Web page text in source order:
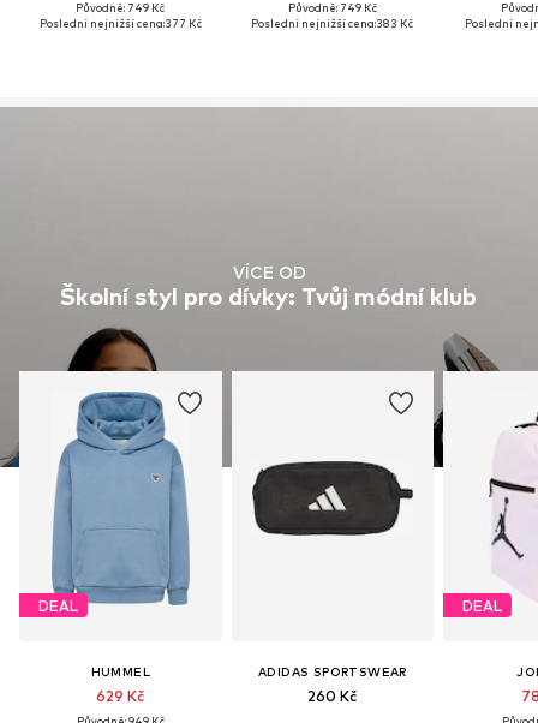
Původně: 749 Kč
Poslední nejnižší cena:377 Kč
Původně: 749 Kč
Poslední nejnižší cena:383 Kč
Poslední
VÍCE OD
Školní styl pro dívky: Tvůj módní klub
DEAL
HUMMEL
629 Kč
ADIDAS SPORTSWEAR
260 Kč
DEAL